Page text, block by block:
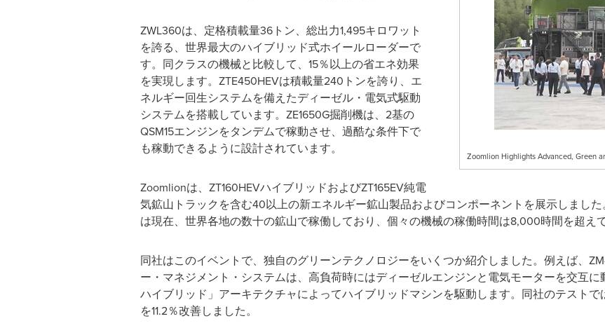
Zoomlion Highlights Advanced, Green
ZWL360は、定格積載量36トン、総出力1,495キロワット
を誇る、世界最大のハイブリッド式ホイールローダーで
す。同クラスの機械と比較して、15％以上の省エネ効果
を実現します。ZTE450HEVは積載量240トンを誇り、エ
ネルギー回生システムを備えたディーゼル・電気式駆動
システムを搭載しています。ZE1650G掘削機は、2基の
QSM15エンジンをタンデムで稼動させ、過酷な条件下で
も稼動できるように設計されています。
Zoomlionは、ZT160HEVハイブリッドおよびZT165EV純電
気鉱山トラックを含む40以上の新エネルギー鉱山製品およびコンポーネントを展示しまし
は現在、世界各地の数十の鉱山で稼働しており、個々の機械の稼働時間は8,000時間を超えて
同社はこのイベントで、独自のグリーンテクノロジーをいくつか紹介しました。例えば、
ー・マネジメント・システムは、高負荷時にはディーゼルエンジンと電気モーターを交互
ハイブリッド」アーキテクチャによってハイブリッドマシンを駆動します。同社のテスト
を11.2％改善しました。